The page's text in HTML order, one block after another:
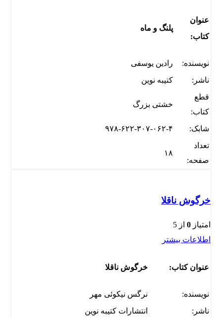
عنوان
کتاب:
پلنگ و ماه
نویسنده:
رادین یوسفی
ناشر:
کتیبه نوین
قطع
کتاب:
خشتی بزرگ
شابک:
۹۷۸-۶۲۲-۳۰۷-۰۶۲-۴
تعداد
صفحه:
۱۸
خرگوش ناقلا
امتیاز 0 از 5
اطلاعات بیشتر
عنوان کتاب: خرگوش ناقلا
نویسنده:
نرگس نیکوئی مهر
ناشر:
انتشارات کتیبه نوین